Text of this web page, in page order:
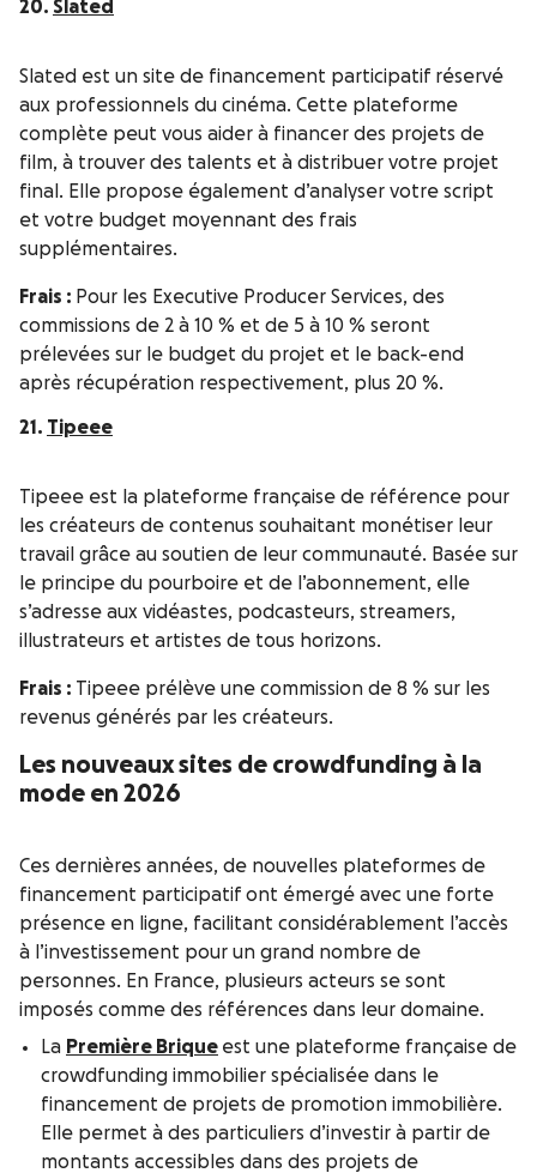
20. Slated
Slated est un site de financement participatif réservé
aux professionnels du cinéma. Cette plateforme
complète peut vous aider à financer des projets de
film, à trouver des talents et à distribuer votre projet
final. Elle propose également d’analyser votre script
et votre budget moyennant des frais
supplémentaires.
Frais : Pour les Executive Producer Services, des
commissions de 2 à 10 % et de 5 à 10 % seront
prélevées sur le budget du projet et le back-end
après récupération respectivement, plus 20 %.
21. Tipeee
Tipeee est la plateforme française de référence pour
les créateurs de contenus souhaitant monétiser leur
travail grâce au soutien de leur communauté. Basée sur
le principe du pourboire et de l’abonnement, elle
s’adresse aux vidéastes, podcasteurs, streamers,
illustrateurs et artistes de tous horizons.
Frais : Tipeee prélève une commission de 8 % sur les
revenus générés par les créateurs.
Les nouveaux sites de crowdfunding à la
mode en 2026
Ces dernières années, de nouvelles plateformes de
financement participatif ont émergé avec une forte
présence en ligne, facilitant considérablement l’accès
à l’investissement pour un grand nombre de
personnes. En France, plusieurs acteurs se sont
imposés comme des références dans leur domaine.
La Première Brique est une plateforme française de
crowdfunding immobilier spécialisée dans le
financement de projets de promotion immobilière.
Elle permet à des particuliers d’investir à partir de
montants accessibles dans des projets de